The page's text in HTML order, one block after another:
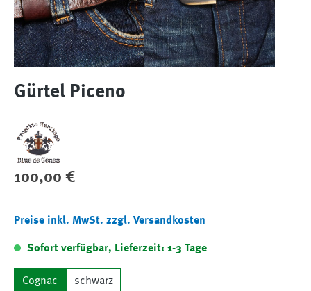
Gürtel Piceno
Regulärer Preis:
100,00 €
Preise inkl. MwSt. zzgl. Versandkosten
Sofort verfügbar, Lieferzeit: 1-3 Tage
Cognac schwarz